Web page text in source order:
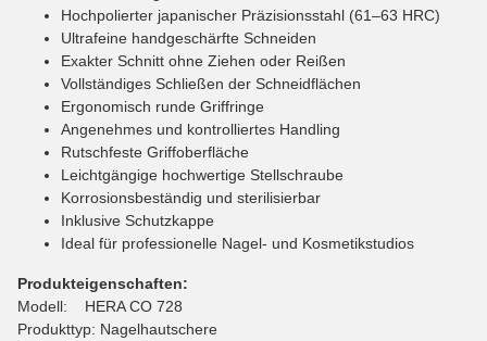
Hochpolierter japanischer Präzisionsstahl (61–63 HRC)
Ultrafeine handgeschärfte Schneiden
Exakter Schnitt ohne Ziehen oder Reißen
Vollständiges Schließen der Schneidflächen
Ergonomisch runde Griffringe
Angenehmes und kontrolliertes Handling
Rutschfeste Griffoberfläche
Leichtgängige hochwertige Stellschraube
Korrosionsbeständig und sterilisierbar
Inklusive Schutzkappe
Ideal für professionelle Nagel- und Kosmetikstudios
Produkteigenschaften:
Modell: HERA CO 728
Produkttyp: Nagelhautschere